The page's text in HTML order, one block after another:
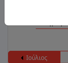
Ιούλιος